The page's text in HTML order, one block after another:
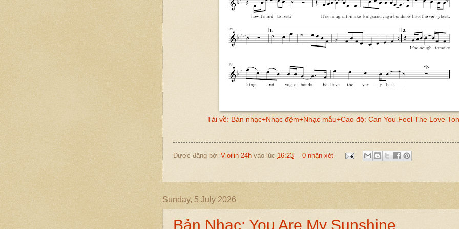
Tải về: Bản nhạc+Nhạc đệm+Nhạc mẫu+Cao độ: Can You Feel The Love
Được đăng bởi Vioilin 24h vào lúc 16:23 0 nhận xét
Sunday, 5 July 2026
Bản Nhạc: You Are My Sunshine